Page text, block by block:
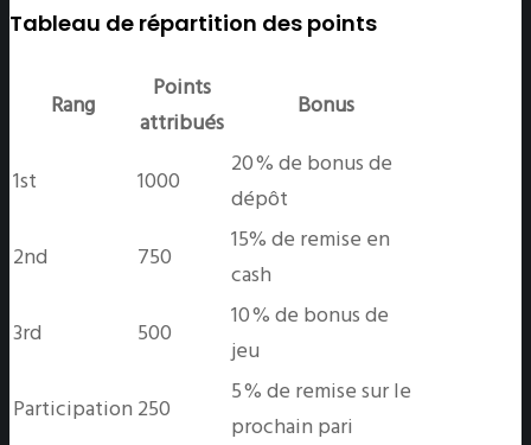
Tableau de répartition des points
Rang
Points
attribués
Bonus
1st 1000
20 % de bonus de
dépôt
2nd
750
15% de remise en
cash
3rd
500
10 % de bonus de
jeu
Participation 250
5 % de remise sur le
prochain pari